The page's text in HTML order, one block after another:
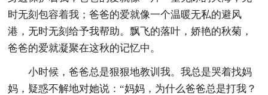
时无刻包容着我；爸爸的爱就像一个温暖无私的避风
港，无时无刻给予我帮助。飘飞的落叶，娇艳的秋菊，
爸爸的爱就凝聚在这秋的记忆中。
小时候，爸爸总是狠狠地教训我。我总是哭着找妈
妈，疑惑不解地对她说：“妈妈，为什么爸爸总是打我？